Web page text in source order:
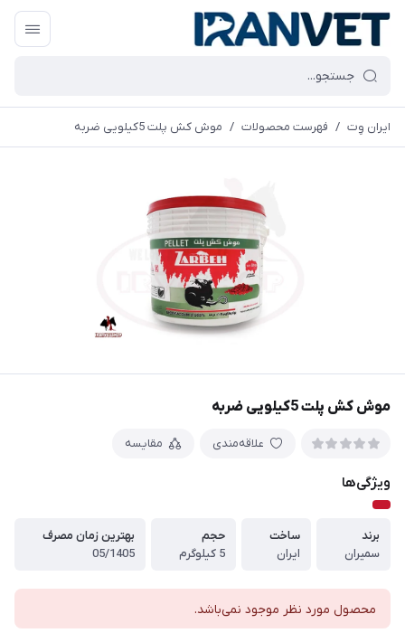
ایران وِت / فهرست محصولات / موش کش پلت 5کیلویی ضربه
موش کش پلت 5کیلویی ضربه
علاقه‌مندی مقایسه
ویژگی‌ها
برند
سمیران
ساخت
ایران
حجم
5 کیلوگرم
بهترین زمان مصرف
05/1405
محصول مورد نظر موجود نمی‌باشد.